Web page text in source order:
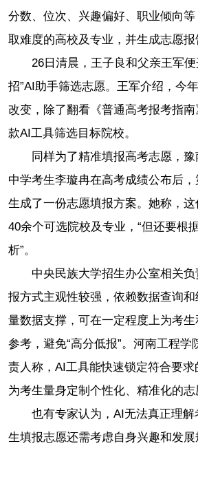
分数、位次、兴趣偏好、职业倾向
取难度的高校及专业，并生成志愿报
26日清晨，王子良和父亲王军
招”AI助手筛选志愿。王军介绍，今
改变，除了翻看《普通高考报考指
款AI工具筛选目标院校。
同样为了精准填报高考志愿，
中学考生李璇冉在高考成绩公布后
生成了一份志愿填报方案。她称，
40余个可选院校及专业，“但还要根
析”。
中央民族大学招生办公室相关
报方式主观性较强，依赖数据查询
量数据支撑，可在一定程度上为考
参考，避免“高分低报”。河南工程学
责人称，AI工具能快速锁定符合要求
为考生量身定制个性化、精准化的志
也有专家认为，AI无法真正理
生填报志愿还需考虑自身兴趣和发